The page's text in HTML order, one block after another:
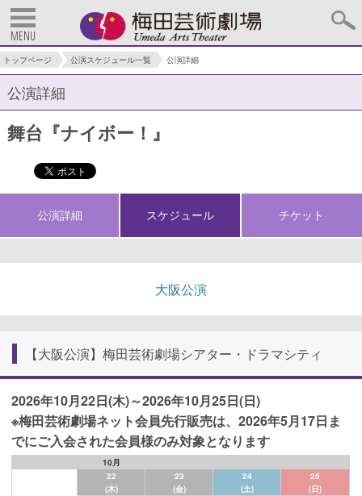
MENU
トップページ 公演スケジュール一覧 公演詳細
公演詳細
舞台『ナイボー！』
公演詳細 スケジュール チケット
大阪公演
【大阪公演】梅田芸術劇場シアター・ドラマシティ
2026年10月22日(木)～2026年10月25日(日)
※梅田芸術劇場ネット会員先行販売は、2026年5月17日ま
でにご入会された会員様のみ対象となります
10月
22
(木)
23
(金)
24
(土)
25
(日)